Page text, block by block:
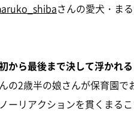
さんの愛犬・ま
から最後まで決して浮かれ
の2歳半の娘さんが保育園で
ーリアクションを貫くまる